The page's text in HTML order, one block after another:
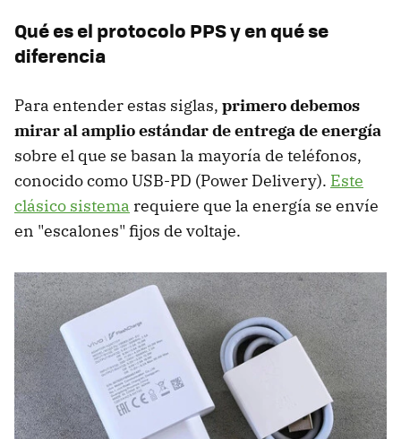
Qué es el protocolo PPS y en qué se
diferencia
Para entender estas siglas, primero debemos
mirar al amplio estándar de entrega de energía
sobre el que se basan la mayoría de teléfonos,
conocido como USB-PD (Power Delivery). Este
clásico sistema requiere que la energía se envíe
en "escalones" fijos de voltaje.